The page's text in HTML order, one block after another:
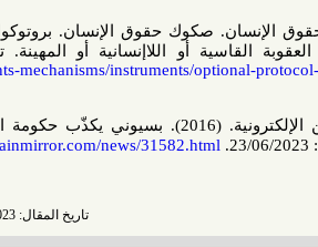
صكوك حقوق الإنسان. بروتوكول اختياري
اللاإنسانية أو المهينة. تاريخ الدخول
instruments-mechanisms/instruments/
موقع صحيفة مرآة البحرين الإلكترونية. (2016). بسيوني
http://bahrainmirror.com/news/31582.html